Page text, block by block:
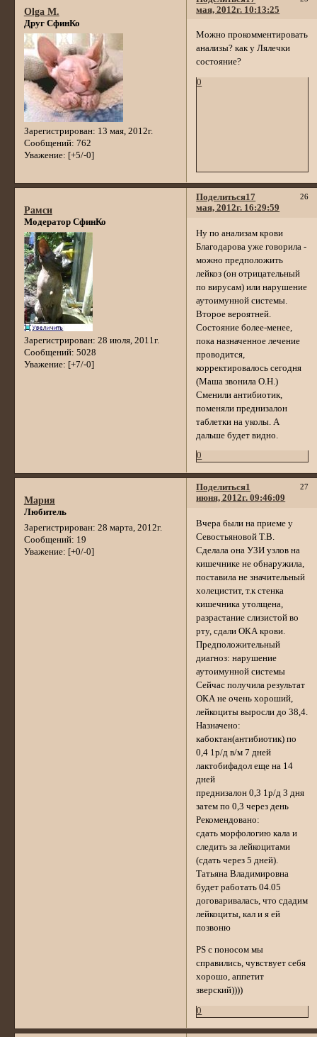
мая, 2012г. 10:13:25
Olga M.
Друг СфинКо
Зарегистрирован: 13 мая, 2012г.
Сообщений: 762
Уважение: [+5/-0]
Можно прокомментировать
анализы? как у Лялечки
состояние?
0
Поделиться 26
17
мая, 2012г. 16:29:59
Рамси
Модератор СфинКо
Зарегистрирован: 28 июля, 2011г.
Сообщений: 5028
Уважение: [+7/-0]
Ну по анализам крови
Благодарова уже говорила -
можно предположить
лейкоз (он отрицательный
по вирусам) или нарушение
аутоимунной системы.
Второе вероятней.
Состояние более-менее,
пока назначенное лечение
проводится,
корректировалось сегодня
(Маша звонила О.Н.)
Сменили антибиотик,
поменяли преднизалон
таблетки на уколы. А
дальше будет видно.
0
Поделиться 27
1
июня, 2012г. 09:46:09
Мария
Любитель
Зарегистрирован: 28 марта, 2012г.
Сообщений: 19
Уважение: [+0/-0]
Вчера были на приеме у
Севостьяновой Т.В.
Сделала она УЗИ узлов на
кишечнике не обнаружила,
поставила не значительный
холецистит, т.к стенка
кишечника утолщена,
разрастание слизистой во
рту, сдали ОКА крови.
Предположительный
диагноз: нарушение
аутоимунной системы
Сейчас получила результат
ОКА не очень хороший,
лейкоциты выросли до 38,4.
Назначено:
кабоктан(антибиотик) по
0,4 1р/д в/м 7 дней
лактобифадол еще на 14
дней
преднизалон 0,3 1р/д 3 дня
затем по 0,3 через день
Рекомендовано:
сдать морфологию кала и
следить за лейкоцитами
(сдать через 5 дней).
Татьяна Владимировна
будет работать 04.05
договаривалась, что сдадим
лейкоциты, кал и я ей
позвоню
РS с поносом мы
справились, чувствует себя
хорошо, аппетит
зверский))))
0